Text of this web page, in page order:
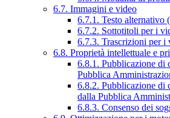
6.7. Immagini e video
6.7.1. Testo alternativo
6.7.2. Sottotitoli per i
6.7.3. Trascrizioni per i
6.8. Proprietà intellettuale e
6.8.1. Pubblicazione di
Pubblica
6.8.2. Pubblicazione di
dalla Pubblica
6.8.3. Consenso dei